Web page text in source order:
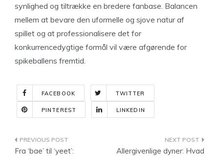
synlighed og tiltrække en bredere fanbase. Balancen
mellem at bevare den uformelle og sjove natur af
spillet og at professionalisere det for
konkurrencedygtige formål vil være afgørende for
spikeballens fremtid.
FACEBOOK TWITTER
PINTEREST LINKEDIN
Indlægsnavigation
Fra ‘bae’ til ‘yeet’:
Allergivenlige dyner: Hvad